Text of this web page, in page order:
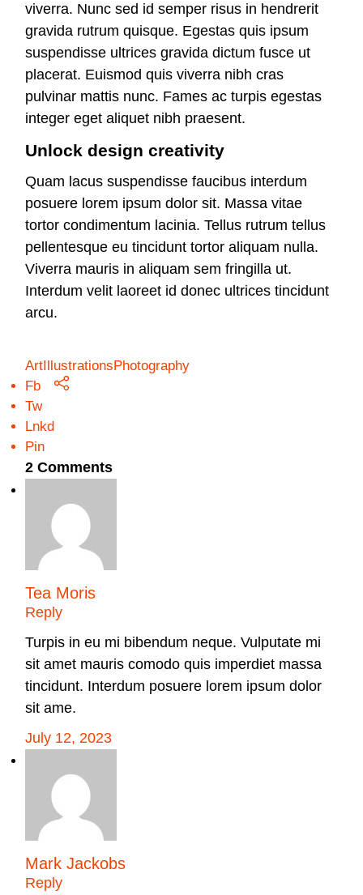
viverra. Nunc sed id semper risus in hendrerit
gravida rutrum quisque. Egestas quis ipsum
suspendisse ultrices gravida dictum fusce ut
placerat. Euismod quis viverra nibh cras
pulvinar mattis nunc. Fames ac turpis egestas
integer eget aliquet nibh praesent.
Unlock design creativity
Quam lacus suspendisse faucibus interdum
posuere lorem ipsum dolor sit. Massa vitae
tortor condimentum lacinia. Tellus rutrum tellus
pellentesque eu tincidunt tortor aliquam nulla.
Viverra mauris in aliquam sem fringilla ut.
Interdum velit laoreet id donec ultrices tincidunt
arcu.
ArtIllustrationsPhotography
Fb
Tw
Lnkd
Pin
2 Comments
Tea Moris
Reply
Turpis in eu mi bibendum neque. Vulputate mi
sit amet mauris comodo quis imperdiet massa
tincidunt. Interdum posuere lorem ipsum dolor
sit ame.
July 12, 2023
Mark Jackobs
Reply